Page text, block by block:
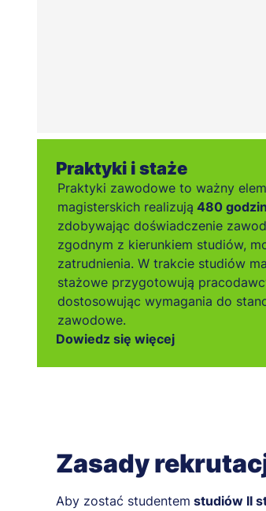
Praktyki i staże
Praktyki zawodowe to ważny
magisterskich realizują 480
zdobywając doświadczenie
zgodnym z kierunkiem studiów,
zatrudnienia. W trakcie studiów
stażowe przygotowują
dostosowując wymagania do
zawodowe.
Dowiedz się więcej
Zasady
Aby zostać studentem studiów II